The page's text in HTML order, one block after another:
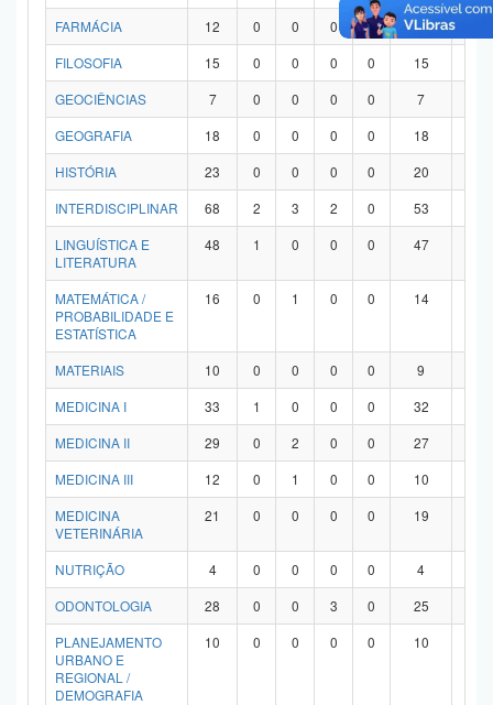
FARMÁCIA
12 0 0 0 0 12
FILOSOFIA
15 0 0 0 0 15
GEOCIÊNCIAS
7 0 0 0 0 7
GEOGRAFIA
18 0 0 0 0 18
HISTÓRIA
23 0 0 0 0 20
INTERDISCIPLINAR
68 2 3 2 0 53
LINGUÍSTICA E
LITERATURA
48 1 0 0 0 47
MATEMÁTICA /
PROBABILIDADE E
ESTATÍSTICA
16 0 1 0 0 14
MATERIAIS 10 0 0 0 0 9
MEDICINA I
33 1 0 0 0 32
MEDICINA II
29 0 2 0 0 27
MEDICINA III
12 0 1 0 0 10
MEDICINA
VETERINÁRIA
21 0 0 0 0 19
NUTRIÇÃO 4 0 0 0 0 4
ODONTOLOGIA
28 0 0 3 0 25
PLANEJAMENTO
URBANO E
REGIONAL /
DEMOGRAFIA
10 0 0 0 0 10